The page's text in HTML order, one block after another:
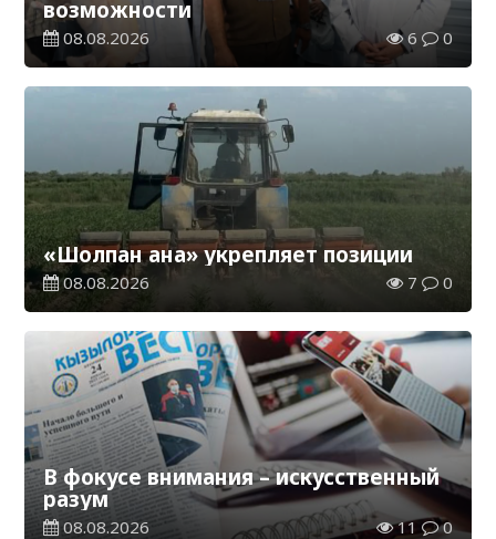
возможности
08.08.2026 6 0
«Шолпан ана» укрепляет позиции
08.08.2026 7 0
В фокусе внимания – искусственный
разум
08.08.2026 11 0